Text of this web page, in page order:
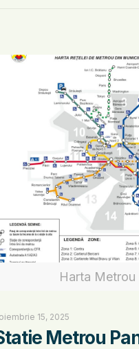
Harta Metrou
15, 2025
Metrou